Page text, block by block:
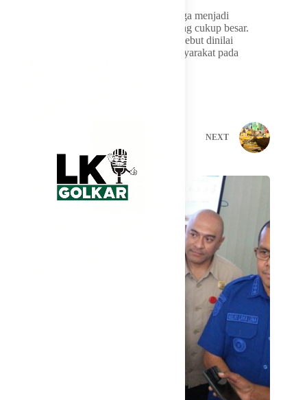
Program kurban Partai Golkar tahun ini juga menjadi
perhatian karena jumlah hewan kurban yang cukup besar.
Selain sebagai bentuk ibadah, kegiatan tersebut dinilai
memperkuat kepedulian sosial kepada masyarakat pada
NEXT